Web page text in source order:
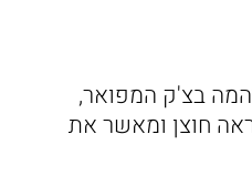
בצ'ק המפואר,
חוצן ומאשר את